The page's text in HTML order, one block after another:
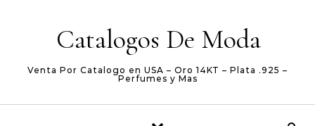
Catalogos De Moda
Venta Por Catalogo en USA – Oro 14KT – Plata .925 –
Perfumes y Mas